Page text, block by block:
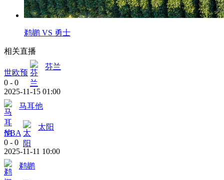
鹈鹕 VS 勇士
相关直播
世欧预
芬兰
0 - 0
2025-11-15 01:00
马耳他
NBA
太阳
0 - 0
2025-11-11 10:00
鹈鹕